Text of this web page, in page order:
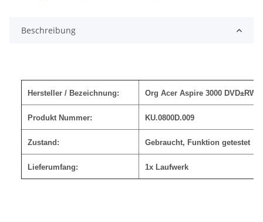
Beschreibung
Hersteller / Bezeichnung: Org Acer Aspire 3000 DVD±RW
Produkt Nummer: KU.0800D.009
Zustand: Gebraucht, Funktion getestet
Lieferumfang: 1x Laufwerk